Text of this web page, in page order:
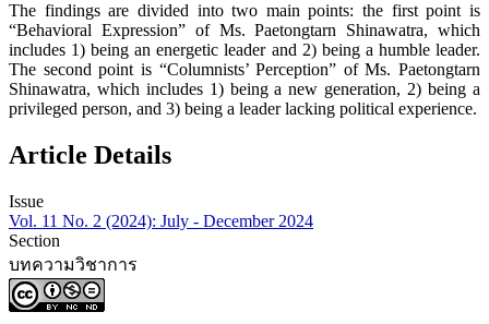
The findings are divided into two main points: the first point is
“Behavioral Expression” of Ms. Paetongtarn Shinawatra, which
includes 1) being an energetic leader and 2) being a humble leader.
The second point is “Columnists’ Perception” of Ms. Paetongtarn
Shinawatra, which includes 1) being a new generation, 2) being a
privileged person, and 3) being a leader lacking political experience.
Article Details
Issue
Vol. 11 No. 2 (2024): July - December 2024
Section
บทความวิชาการ